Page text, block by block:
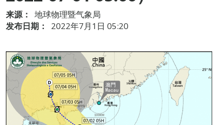
来源：
地球物理暨气象局
发布日期：
2022年7月1日 05:20